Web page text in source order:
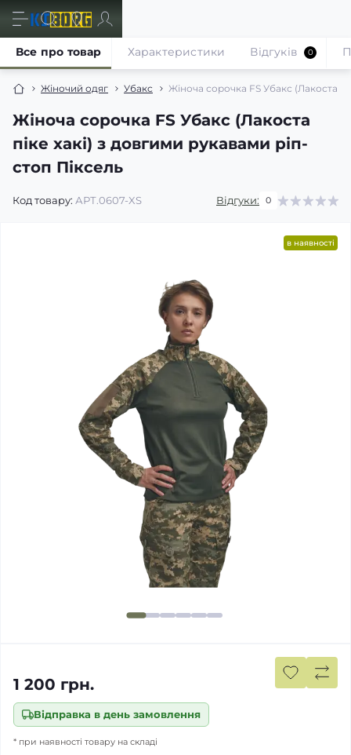
Жіночий одяг Убакс Жіноча сорочка FS Убакс (Лакоста
Жіноча сорочка FS Убакс (Лакоста
піке хакі) з довгими рукавами ріп-
стоп Піксель
Код товару: АРТ.0607-XS Відгуки: 0
Все про товар Характеристики Відгуків 0
в наявності
Відправка в день замовлення
* при наявності товару на складі
1 200 грн.